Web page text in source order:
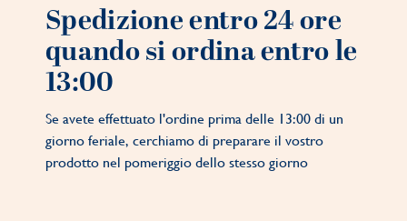
Spedizione entro 24 ore
quando si ordina entro le
13:00
Se avete effettuato l'ordine prima delle 13:00 di un
giorno feriale, cerchiamo di preparare il vostro
prodotto nel pomeriggio dello stesso giorno